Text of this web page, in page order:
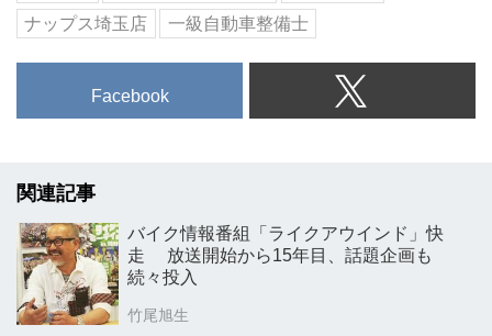
ナップス埼玉店
一級自動車整備士
Facebook
関連記事
バイク情報番組「ライクアウインド」快
走 放送開始から15年目、話題企画も
続々投入
竹尾旭生